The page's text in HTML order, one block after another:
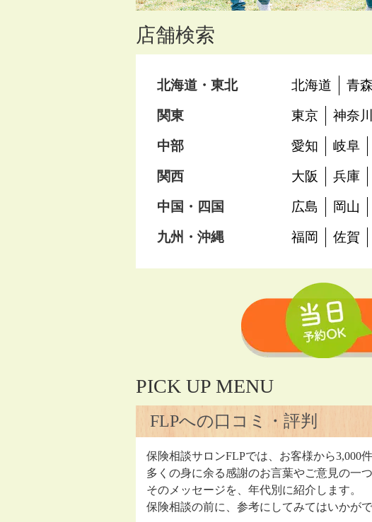
店舗検索
北海道・東北 北海道 青森
関東 東京 神奈川
中部 愛知 岐阜
関西 大阪 兵庫
中国・四国 広島 岡山
九州・沖縄 福岡 佐賀
PICK UP MENU
FLPへの口コミ・評判
保険相談サロンFLPでは、お客様から3,000
多くの身に余る感謝のお言葉やご意見の一
そのメッセージを、年代別に紹介します。
保険相談の前に、参考にしてみてはいかがで